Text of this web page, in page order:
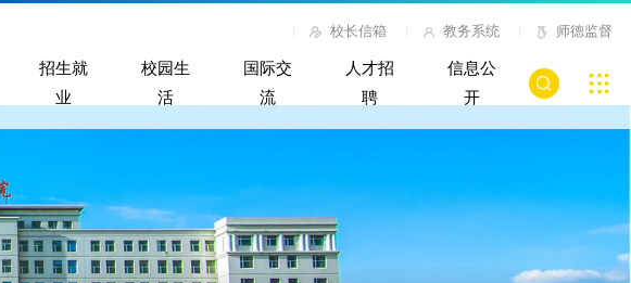
校长信箱 教务系统 师德监督
招生就
业
校园生
活
国际交
流
人才招
聘
信息公
开